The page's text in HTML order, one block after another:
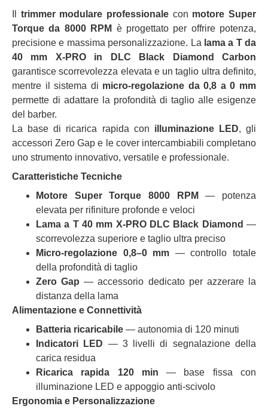
trimmer modulare professionale con motore Super
Torque da 8000 RPM è progettato per offrire potenza,
precisione e massima personalizzazione. La lama a T da
40 mm X‑PRO in DLC Black Diamond Carbon
garantisce scorrevolezza elevata e un taglio ultra definito,
mentre il sistema di micro‑regolazione da 0,8 a 0 mm
permette di adattare la profondità di taglio alle esigenze
del barber.
La base di ricarica rapida con illuminazione LED, gli
accessori Zero Gap e le cover intercambiabili completano
uno strumento innovativo, versatile e professionale.
Caratteristiche Tecniche
Motore Super Torque 8000 RPM — potenza
elevata per rifiniture profonde e veloci
Lama a T 40 mm X‑PRO DLC Black Diamond —
scorrevolezza superiore e taglio ultra preciso
Micro‑regolazione 0,8–0 mm — controllo totale
della profondità di taglio
Zero Gap — accessorio dedicato per azzerare la
distanza della lama
Alimentazione e Connettività
Batteria ricaricabile — autonomia di 120 minuti
Indicatori LED — 3 livelli di segnalazione della
carica residua
Ricarica rapida 120 min — base fissa con
illuminazione LED e appoggio anti‑scivolo
Ergonomia e Personalizzazione